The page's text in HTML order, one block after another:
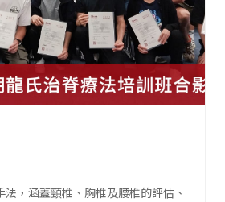
，涵蓋頸椎、胸椎及腰椎的評估、